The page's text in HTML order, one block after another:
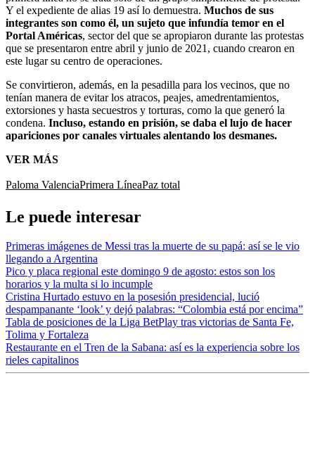
Y el expediente de alias 19 así lo demuestra. Muchos de sus
integrantes son como él, un sujeto que infundía temor en el
Portal Américas, sector del que se apropiaron durante las protestas
que se presentaron entre abril y junio de 2021, cuando crearon en
este lugar su centro de operaciones.
Se convirtieron, además, en la pesadilla para los vecinos, que no
tenían manera de evitar los atracos, peajes, amedrentamientos,
extorsiones y hasta secuestros y torturas, como la que generó la
condena. Incluso, estando en prisión, se daba el lujo de hacer
apariciones por canales virtuales alentando los desmanes.
VER MÁS
Paloma ValenciaPrimera LíneaPaz total
Le puede interesar
Primeras imágenes de Messi tras la muerte de su papá: así se le vio
llegando a Argentina
Pico y placa regional este domingo 9 de agosto: estos son los
horarios y la multa si lo incumple
Cristina Hurtado estuvo en la posesión presidencial, lució
despampanante ‘look’ y dejó palabras: “Colombia está por encima”
Tabla de posiciones de la Liga BetPlay tras victorias de Santa Fe,
Tolima y Fortaleza
Restaurante en el Tren de la Sabana: así es la experiencia sobre los
rieles capitalinos